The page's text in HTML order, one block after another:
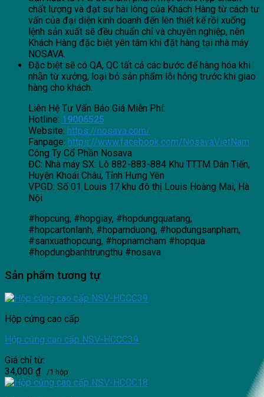
chất lượng và đạt sự hài lòng của Khách Hàng từ cách tư
vấn của đại diện kinh doanh đến lên thiết kế rồi xuống
lệnh sản xuất sẽ đều chuẩn chỉ và chuyên nghiệp, nên
Khách Hàng đặc biệt yên tâm khi đặt hàng tại nhà máy
NOSAVA.
Đặc biệt sẽ có QA, QC tất cả các bước để hàng hóa khi
nhận từ xưởng, loại bỏ sản phẩm lỗi hỏng trước khi giao
hàng cho khách.
Liên Hệ Tư Vấn Báo Giá Miễn Phí:
Hotline: 19006525
Website: https://nosava.com/
Fanpage: https://www.facebook.com/NosavaVietNam
Công Ty Cổ Phần Nosava
ĐC: Nhà máy SX: Lô 882-883-884 Khu TTTM Dân Tiến,
Huyện Khoái Châu, Tỉnh Hưng Yên
VPGD: Số 01 Louis 17 khu đô thị Louis Hoàng Mai, Hà
Nội
#hopcung, #hopgiay, #hopdungquatang,
#hopcartonlanh, #hopamduong, #hopdungsanpham,
#sanxuathopcung, #hopnamcham #hopqua
#hopdungbanhtrungthu #nosava
Sản phẩm tương tự
Hộp cứng cao cấp
Hộp cứng cao cấp NSV-HCCC39
Giá chỉ từ:
34,000 ₫ /1 hộp